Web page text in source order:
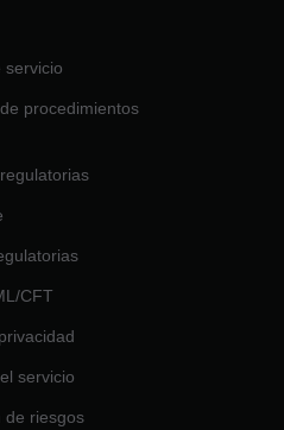
servicio
procedimientos
CFT
servicio
de riesgos